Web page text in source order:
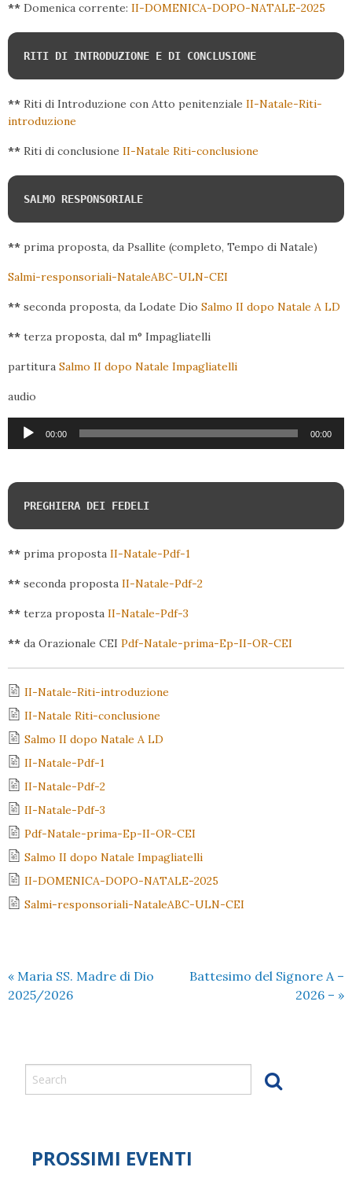
** Domenica corrente: II-DOMENICA-DOPO-NATALE-2025
RITI DI INTRODUZIONE E DI CONCLUSIONE
** Riti di Introduzione con Atto penitenziale II-Natale-Riti-
introduzione
** Riti di conclusione II-Natale Riti-conclusione
SALMO RESPONSORIALE
** prima proposta, da Psallite (completo, Tempo di Natale)
Salmi-responsoriali-NataleABC-ULN-CEI
** seconda proposta, da Lodate Dio Salmo II dopo Natale A LD
** terza proposta, dal m° Impagliatelli
partitura Salmo II dopo Natale Impagliatelli
audio
Audio
Player
00:00 00:00
PREGHIERA DEI FEDELI
** prima proposta II-Natale-Pdf-1
** seconda proposta II-Natale-Pdf-2
** terza proposta II-Natale-Pdf-3
** da Orazionale CEI Pdf-Natale-prima-Ep-II-OR-CEI
II-Natale-Riti-introduzione
II-Natale Riti-conclusione
Salmo II dopo Natale A LD
II-Natale-Pdf-1
II-Natale-Pdf-2
II-Natale-Pdf-3
Pdf-Natale-prima-Ep-II-OR-CEI
Salmo II dopo Natale Impagliatelli
II-DOMENICA-DOPO-NATALE-2025
Salmi-responsoriali-NataleABC-ULN-CEI
« Maria SS. Madre di Dio
2025/2026
Battesimo del Signore A –
2026 – »
PROSSIMI EVENTI